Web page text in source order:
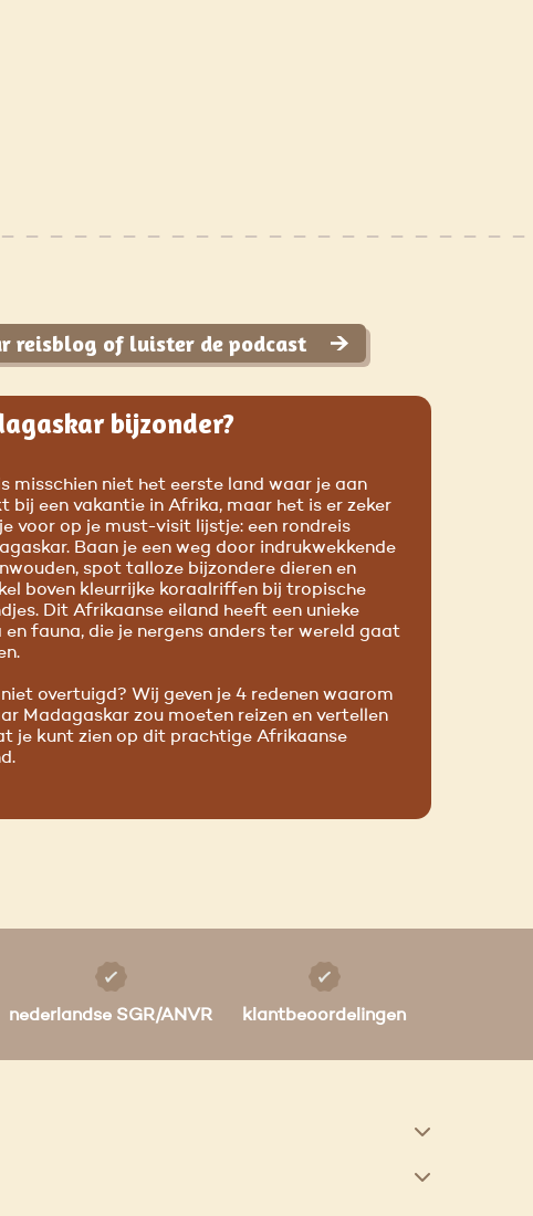
reisblog of luister de podcast
bijzonder?
misschien niet het eerste land waar je aan
bij een vakantie in Afrika, maar het is er zeker
voor op je must-visit lijstje: een rondreis
Baan je een weg door indrukwekkende
spot talloze bijzondere dieren en
boven kleurrijke koraalriffen bij tropische
Dit Afrikaanse eiland heeft een unieke
fauna, die je nergens anders ter wereld gaat
overtuigd? Wij geven je 4 redenen waarom
Madagaskar zou moeten reizen en vertellen
je kunt zien op dit prachtige Afrikaanse
nederlandse SGR/ANVR klantbeoordelingen